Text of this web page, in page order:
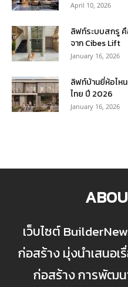
April 10, 2026
ลิฟท์ระบบสกรู คื
จาก Cibes Lift
January 16, 2026
ลิฟท์บ้านยี่ห้อไห
ไทย ปี 2026
January 16, 2026
เว็บไซต์
ก่อสร้าง มุ่งนำเสนอเ
ก่อสร้าง การพัฒ